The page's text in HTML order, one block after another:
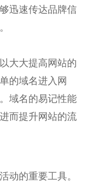
迅速传达品牌信
大大提高网站的
的域名进入网
域名的易记性能
而提升网站的流
动的重要工具。